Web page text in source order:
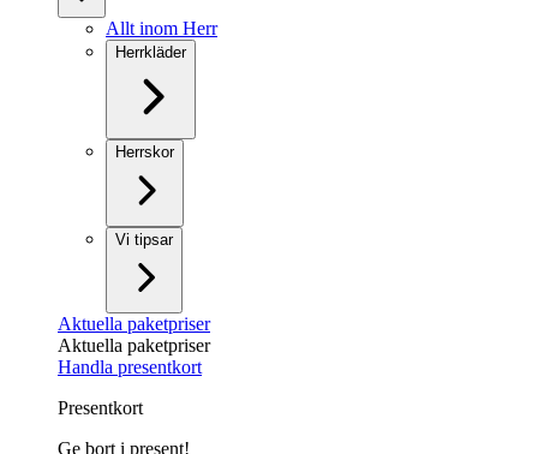
Allt inom Herr
Herrkläder
Herrskor
Vi tipsar
Aktuella paketpriser
Aktuella paketpriser
Handla presentkort
Presentkort
Ge bort i present!